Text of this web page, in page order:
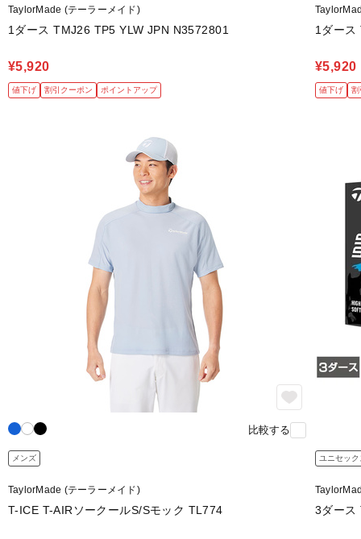
TaylorMade (テーラーメイド)
1ダース TMJ26 TP5 YLW JPN N3572801
¥5,920
値下げ 割引クーポン ポイントアップ
1ダー
¥5,920
値下げ 割
比較する
メンズ
TaylorMade (テーラーメイド)
T-ICE T-AIRソークールS/Sモック TL774
ユニセック
3ダース